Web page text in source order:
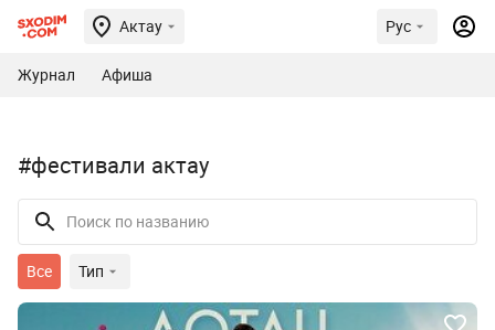
Актау Рус
Журнал Афиша
#фестивали актау
Все Тип